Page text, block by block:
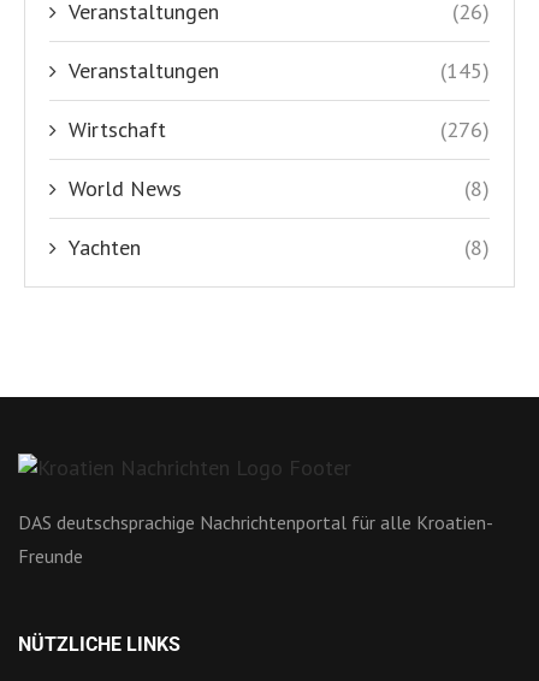
Veranstaltungen (26)
Veranstaltungen (145)
Wirtschaft (276)
World News (8)
Yachten (8)
DAS deutschsprachige Nachrichtenportal für alle Kroatien-
Freunde
NÜTZLICHE LINKS